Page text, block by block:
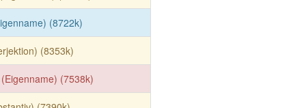
(8722k)
(8353k)
(7538k)